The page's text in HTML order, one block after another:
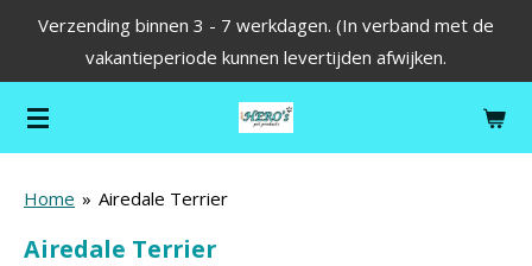
de
hoofdinhoud
Verzending binnen 3 - 7 werkdagen. (In verband met de
vakantieperiode kunnen levertijden afwijken.
Home » Airedale Terrier
Airedale Terrier